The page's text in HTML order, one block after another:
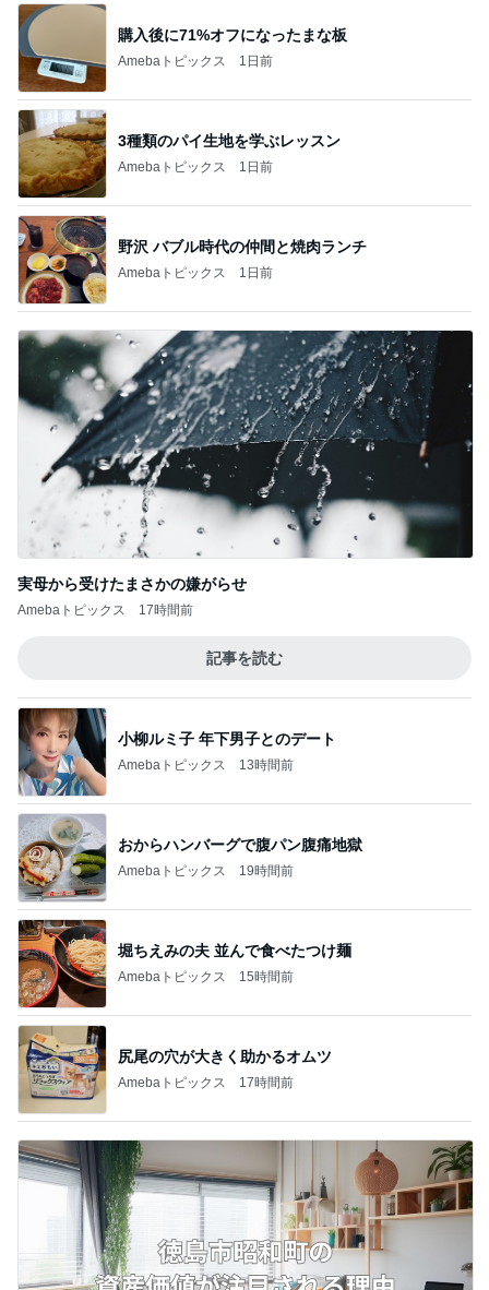
購入後に71%オフになったまな板
Amebaトピックス 1日前
3種類のパイ生地を学ぶレッスン
Amebaトピックス 1日前
野沢 バブル時代の仲間と焼肉ランチ
Amebaトピックス 1日前
実母から受けたまさかの嫌がらせ
Amebaトピックス 17時間前
記事を読む
小柳ルミ子 年下男子とのデート
Amebaトピックス 13時間前
おからハンバーグで腹パン腹痛地獄
Amebaトピックス 19時間前
堀ちえみの夫 並んで食べたつけ麺
Amebaトピックス 15時間前
尻尾の穴が大きく助かるオムツ
Amebaトピックス 17時間前